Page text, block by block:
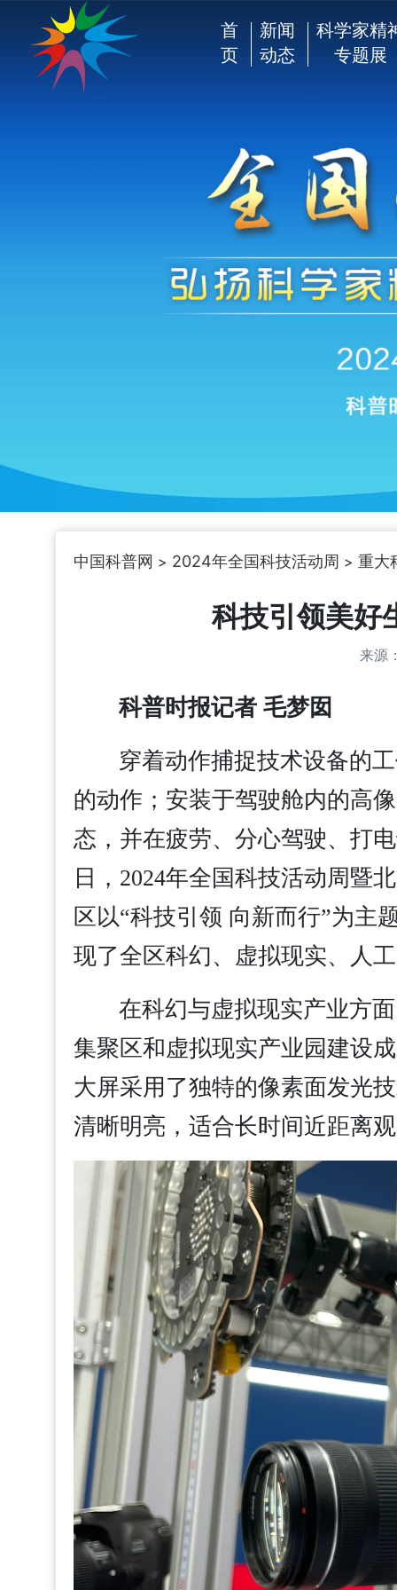
首
页
新闻
动态
科学家精
专题展
中国科普网 > 2024年全国科技活动周 > 重大
科技引领美好
来源
科普时报记者 毛梦囡
穿着动作捕捉技术设备的
的动作；安装于驾驶舱内的高
态，并在疲劳、分心驾驶、打
日，2024年全国科技活动周暨
区以“科技引领 向新而行”为主
现了全区科幻、虚拟现实、人
在科幻与虚拟现实产业方
集聚区和虚拟现实产业园建设
大屏采用了独特的像素面发光
清晰明亮，适合长时间近距离